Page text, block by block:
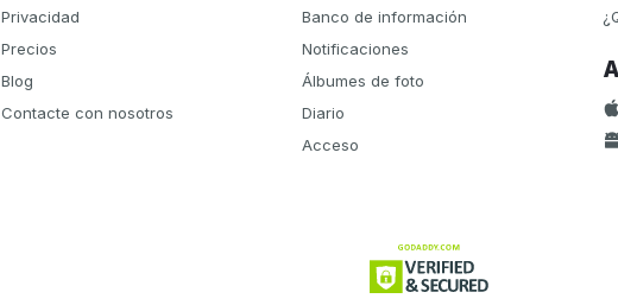
Privacidad
Precios
Blog
Contacte con nosotros
Banco de información
Notificaciones
Álbumes de foto
Diario
Acceso